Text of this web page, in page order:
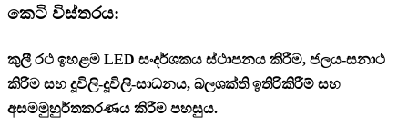
කෙටි විස්තරය:
කුලී රථ ඉහළම LED සංදර්ශකය ස්ථාපනය කිරීම, ජලය-සනාථ
කිරීම සහ දූවිලි-දූවිලි-සාධනය, බලශක්ති ඉතිරිකිරීම් සහ
අසමමුහුර්තකරණය කිරීම පහසුය.